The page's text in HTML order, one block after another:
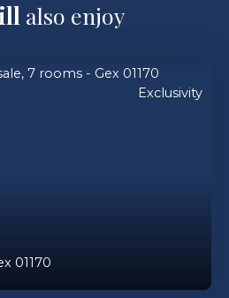
also enjoy
01170
Exclusivity